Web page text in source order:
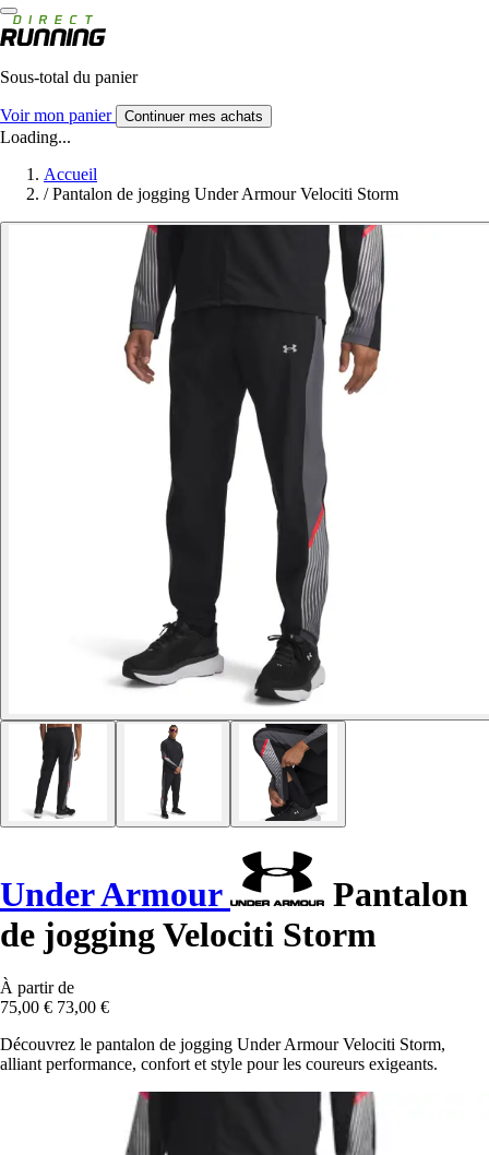
Sous-total du panier
Voir mon panier Continuer mes achats
Loading...
Accueil
/ Pantalon de jogging Under Armour Velociti Storm
Under Armour
Pantalon
de jogging Velociti Storm
À partir de
75,00 € 73,00 €
Découvrez le pantalon de jogging Under Armour Velociti Storm,
alliant performance, confort et style pour les coureurs exigeants.